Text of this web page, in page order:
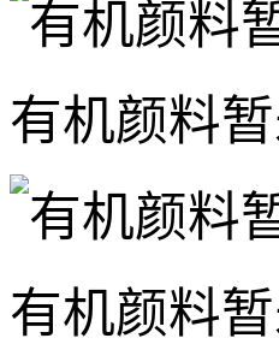
有机颜料
有机颜料